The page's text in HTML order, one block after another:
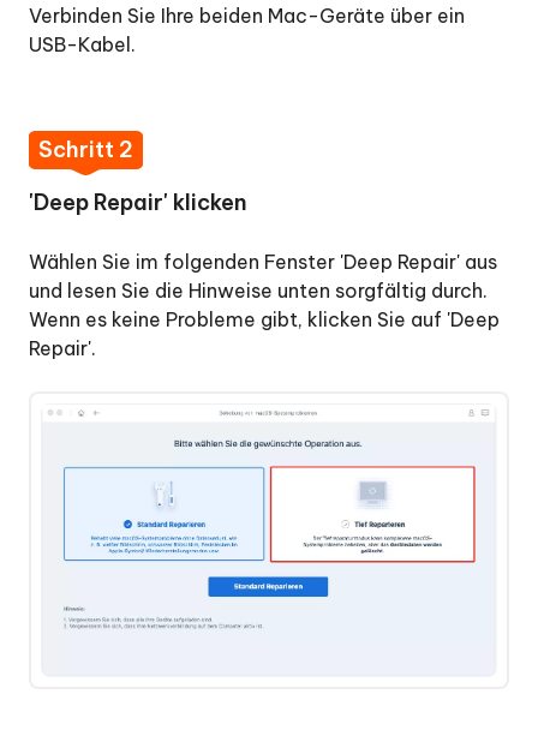
Verbinden Sie Ihre beiden Mac-Geräte über ein
USB-Kabel.
Schritt 2
'Deep Repair' klicken
Wählen Sie im folgenden Fenster 'Deep Repair' aus
und lesen Sie die Hinweise unten sorgfältig durch.
Wenn es keine Probleme gibt, klicken Sie auf 'Deep
Repair'.